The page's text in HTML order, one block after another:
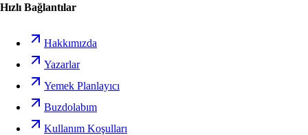
Hızlı Bağlantılar
Hakkımızda
Yazarlar
Yemek Planlayıcı
Buzdolabım
Kullanım Koşulları